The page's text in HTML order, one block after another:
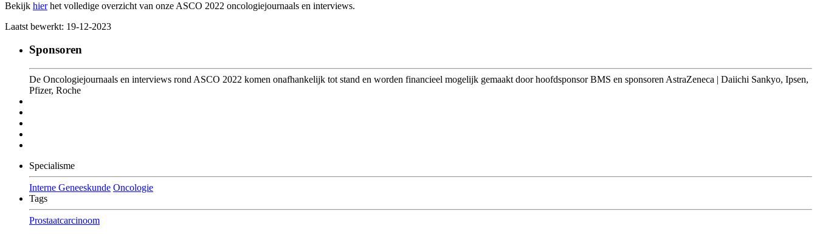
Bekijk hierhet volledige overzicht van onze ASCO 2022 oncologiejournaals en interviews.
Laatst bewerkt: 19-12-2023
Sponsoren
De Oncologiejournaals en interviews rond ASCO 2022 komen onafhankelijk tot stand en worden financieel mogelijk gemaakt door hoofdsponsor BMS en sponsoren AstraZeneca | Daiichi Sankyo, Ipsen,
Pfizer, Roche
Specialisme
Interne Geneeskunde Oncologie
Tags
Prostaatcarcinoom